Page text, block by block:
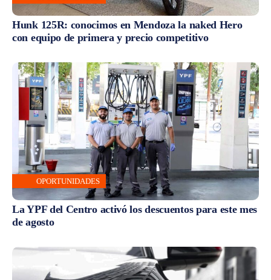
Hunk 125R: conocimos en Mendoza la naked Hero
con equipo de primera y precio competitivo
OPORTUNIDADES
La YPF del Centro activó los descuentos para este mes
de agosto